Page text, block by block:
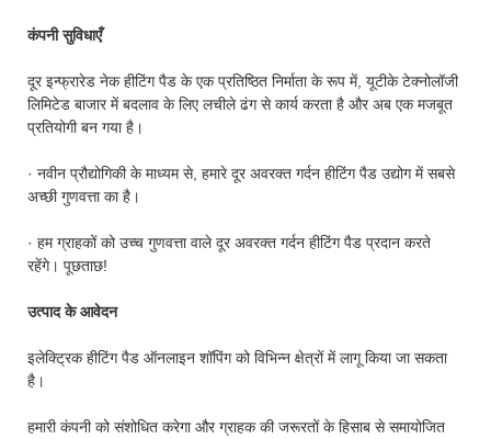
कंपनी सुविधाएँ
दूर इन्फ्रारेड नेक हीटिंग पैड के एक प्रतिष्ठित निर्माता के रूप में, यूटीके टेक्नोलॉजी
लिमिटेड बाजार में बदलाव के लिए लचीले ढंग से कार्य करता है और अब एक मजबूत
प्रतियोगी बन गया है।
· नवीन प्रौद्योगिकी के माध्यम से, हमारे दूर अवरक्त गर्दन हीटिंग पैड उद्योग में सबसे
अच्छी गुणवत्ता का है।
· हम ग्राहकों को उच्च गुणवत्ता वाले दूर अवरक्त गर्दन हीटिंग पैड प्रदान करते
रहेंगे। पूछताछ!
उत्पाद के आवेदन
इलेक्ट्रिक हीटिंग पैड ऑनलाइन शॉपिंग को विभिन्न क्षेत्रों में लागू किया जा सकता
है।
हमारी कंपनी को संशोधित करेगा और ग्राहक की जरूरतों के हिसाब से समायोजित